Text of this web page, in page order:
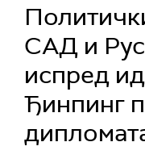
САД и
испред
Ђинпинг